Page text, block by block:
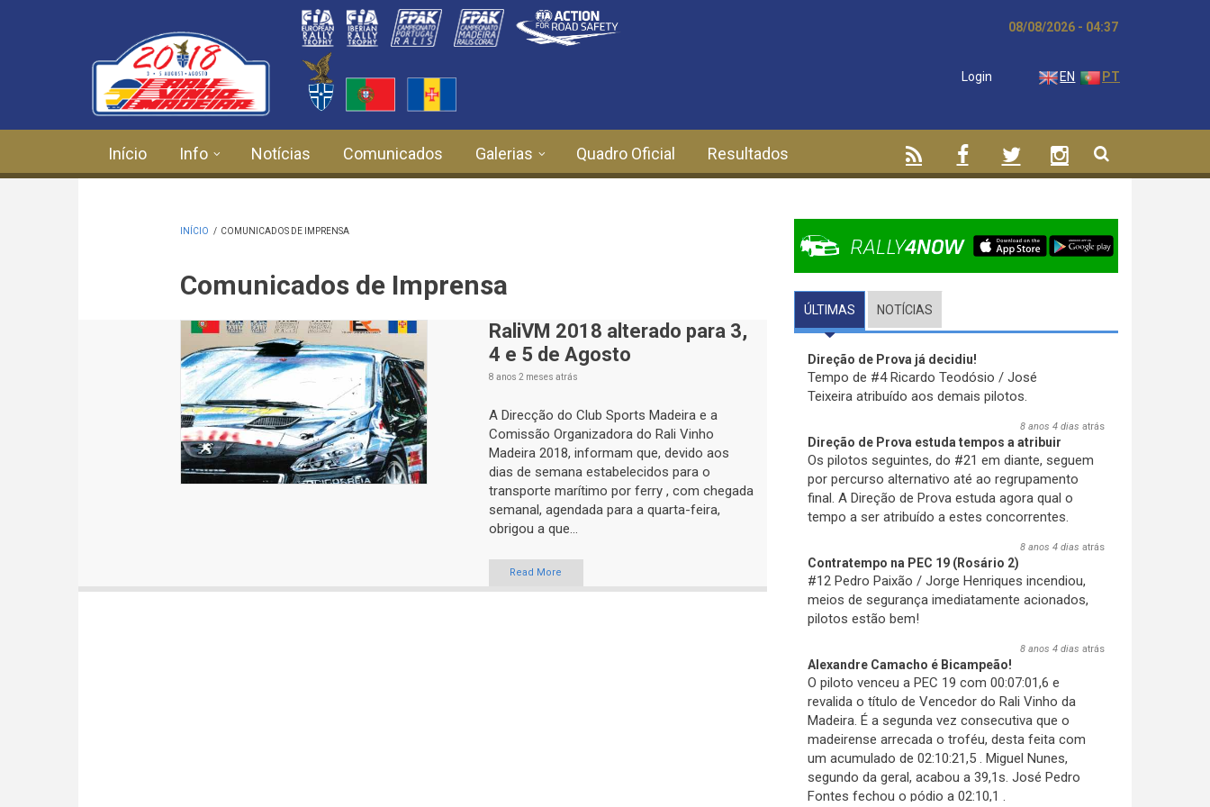
08/08/2026 - 04:37
Login EN PT
Início Info Notícias Comunicados Galerias Quadro Oficial Resultados
INÍCIO / COMUNICADOS DE IMPRENSA
Comunicados de Imprensa
RaliVM 2018 alterado para 3,
4 e 5 de Agosto
8 anos 2 meses atrás
A Direcção do Club Sports Madeira e a
Comissão Organizadora do Rali Vinho
Madeira 2018, informam que, devido aos
dias de semana estabelecidos para o
transporte marítimo por ferry , com chegada
semanal, agendada para a quarta-feira,
obrigou a que...
Read More
ÚLTIMAS (SEPARADOR ATIVO)
NOTÍCIAS
Direção de Prova já decidiu!
Tempo de #4 Ricardo Teodósio / José
Teixeira atribuído aos demais pilotos.
8 anos 4 dias atrás
Direção de Prova estuda tempos a atribuir
Os pilotos seguintes, do #21 em diante, seguem
por percurso alternativo até ao regrupamento
final. A Direção de Prova estuda agora qual o
tempo a ser atribuído a estes concorrentes.
8 anos 4 dias atrás
Contratempo na PEC 19 (Rosário 2)
#12 Pedro Paixão / Jorge Henriques incendiou,
meios de segurança imediatamente acionados,
pilotos estão bem!
8 anos 4 dias atrás
Alexandre Camacho é Bicampeão!
O piloto venceu a PEC 19 com 00:07:01,6 e
revalida o título de Vencedor do Rali Vinho da
Madeira. É a segunda vez consecutiva que o
madeirense arrecada o troféu, desta feita com
um acumulado de 02:10:21,5 . Miguel Nunes,
segundo da geral, acabou a 39,1s. José Pedro
Fontes fechou o pódio a 02:10,1 .